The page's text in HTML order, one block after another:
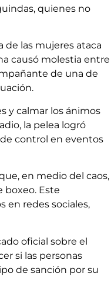
quienes no
de las mujeres ataca
causó molestia entre
de una de
y calmar los ánimos
la pelea logró
control en eventos
en medio del caos,
boxeo. Este
en redes sociales,
oficial sobre el
si las personas
de sanción por su